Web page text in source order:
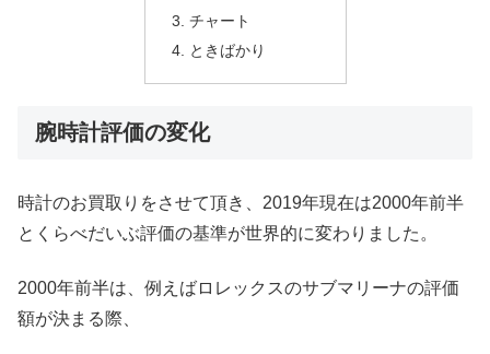
チャート
ときばかり
腕時計評価の変化
時計のお買取りをさせて頂き、2019年現在は2000年前半
とくらべだいぶ評価の基準が世界的に変わりました。
2000年前半は、例えばロレックスのサブマリーナの評価
額が決まる際、